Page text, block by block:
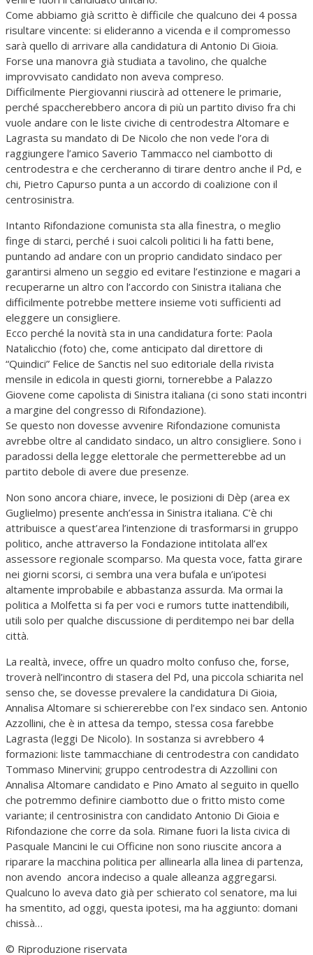
Come abbiamo già scritto è difficile che qualcuno dei 4 possa
risultare vincente: si elideranno a vicenda e il compromesso
sarà quello di arrivare alla candidatura di Antonio Di Gioia.
Forse una manovra già studiata a tavolino, che qualche
improvvisato candidato non aveva compreso.
Difficilmente Piergiovanni riuscirà ad ottenere le primarie,
perché spaccherebbero ancora di più un partito diviso fra chi
vuole andare con le liste civiche di centrodestra Altomare e
Lagrasta su mandato di De Nicolo che non vede l’ora di
raggiungere l’amico Saverio Tammacco nel ciambotto di
centrodestra e che cercheranno di tirare dentro anche il Pd, e
chi, Pietro Capurso punta a un accordo di coalizione con il
centrosinistra.
Intanto Rifondazione comunista sta alla finestra, o meglio
finge di starci, perché i suoi calcoli politici li ha fatti bene,
puntando ad andare con un proprio candidato sindaco per
garantirsi almeno un seggio ed evitare l’estinzione e magari a
recuperarne un altro con l’accordo con Sinistra italiana che
difficilmente potrebbe mettere insieme voti sufficienti ad
eleggere un consigliere.
Ecco perché la novità sta in una candidatura forte: Paola
Natalicchio (foto) che, come anticipato dal direttore di
“Quindici” Felice de Sanctis nel suo editoriale della rivista
mensile in edicola in questi giorni, tornerebbe a Palazzo
Giovene come capolista di Sinistra italiana (ci sono stati incontri
a margine del congresso di Rifondazione).
Se questo non dovesse avvenire Rifondazione comunista
avrebbe oltre al candidato sindaco, un altro consigliere. Sono i
paradossi della legge elettorale che permetterebbe ad un
partito debole di avere due presenze.
Non sono ancora chiare, invece, le posizioni di Dèp (area ex
Guglielmo) presente anch’essa in Sinistra italiana. C’è chi
attribuisce a quest’area l’intenzione di trasformarsi in gruppo
politico, anche attraverso la Fondazione intitolata all’ex
assessore regionale scomparso. Ma questa voce, fatta girare
nei giorni scorsi, ci sembra una vera bufala e un’ipotesi
altamente improbabile e abbastanza assurda. Ma ormai la
politica a Molfetta si fa per voci e rumors tutte inattendibili,
utili solo per qualche discussione di perditempo nei bar della
città.
La realtà, invece, offre un quadro molto confuso che, forse,
troverà nell’incontro di stasera del Pd, una piccola schiarita nel
senso che, se dovesse prevalere la candidatura Di Gioia,
Annalisa Altomare si schiererebbe con l’ex sindaco sen. Antonio
Azzollini, che è in attesa da tempo, stessa cosa farebbe
Lagrasta (leggi De Nicolo). In sostanza si avrebbero 4
formazioni: liste tammacchiane di centrodestra con candidato
Tommaso Minervini; gruppo centrodestra di Azzollini con
Annalisa Altomare candidato e Pino Amato al seguito in quello
che potremmo definire ciambotto due o fritto misto come
variante; il centrosinistra con candidato Antonio Di Gioia e
Rifondazione che corre da sola. Rimane fuori la lista civica di
Pasquale Mancini le cui Officine non sono riuscite ancora a
riparare la macchina politica per allinearla alla linea di partenza,
non avendo ancora indeciso a quale alleanza aggregarsi.
Qualcuno lo aveva dato già per schierato col senatore, ma lui
ha smentito, ad oggi, questa ipotesi, ma ha aggiunto: domani
chissà…
© Riproduzione riservata